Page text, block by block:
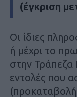
(έγκριση
Οι ίδιες
ή μέχρι το
στην Τράπεζα
εντολές που